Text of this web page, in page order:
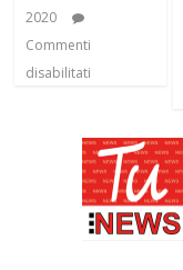
2020
Commenti
disabilitati